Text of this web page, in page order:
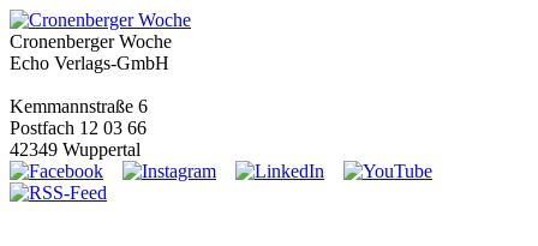
Cronenberger Woche
Echo Verlags-GmbH
Kemmannstraße 6
Postfach 12 03 66
42349 Wuppertal